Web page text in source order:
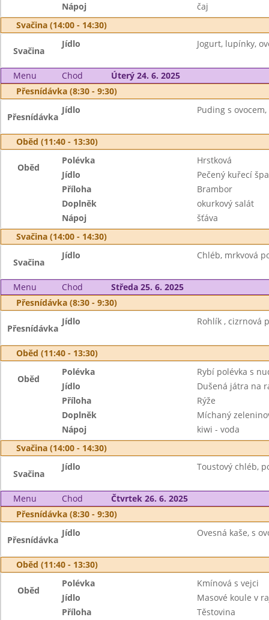
Nápoj
čaj
Svačina (14:00 - 14:30)
Svačina
Jídlo Jogurt, lupínky,
Menu Chod
Úterý 24. 6. 2025
Přesnídávka (8:30 - 9:30)
Přesnídávka
Jídlo Puding s
Oběd (11:40 - 13:30)
Oběd
Polévka
Hrstková
Jídlo
Pečený kuřecí
Příloha
Brambor
Doplněk
okurkový salát
Nápoj
šťáva
Svačina (14:00 - 14:30)
Svačina
Jídlo Chléb, mrkvová
Menu Chod
Středa 25. 6. 2025
Přesnídávka (8:30 - 9:30)
Přesnídávka
Jídlo Rohlík , cizrnová
Oběd (11:40 - 13:30)
Oběd
Polévka
Rybí polévka s
Jídlo
Dušená játra na
Příloha
Rýže
Doplněk
Míchaný
Nápoj
kiwi - voda
Svačina (14:00 - 14:30)
Svačina
Jídlo Toustový chléb,
Menu Chod
Čtvrtek 26. 6. 2025
Přesnídávka (8:30 - 9:30)
Přesnídávka
Jídlo Ovesná kaše, s
Oběd (11:40 - 13:30)
Oběd
Polévka
Kmínová s vejci
Jídlo
Masové koule v
Příloha
Těstovina